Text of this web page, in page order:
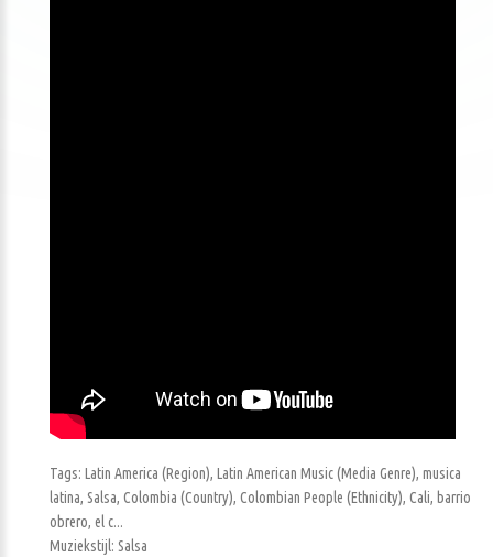
Tags: Latin America (Region), Latin American Music (Media Genre), musica
latina, Salsa, Colombia (Country), Colombian People (Ethnicity), Cali, barrio
obrero, el c...
Muziekstijl: Salsa